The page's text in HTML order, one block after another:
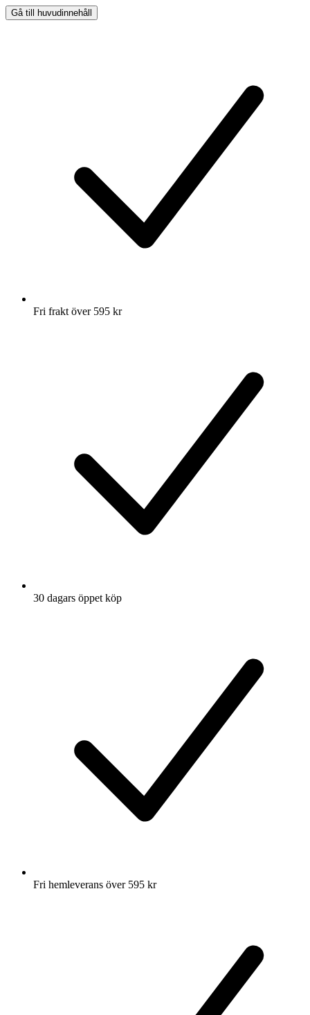
Gå till huvudinnehåll
Fri frakt över 595 kr
30 dagars öppet köp
Fri hemleverans över 595 kr